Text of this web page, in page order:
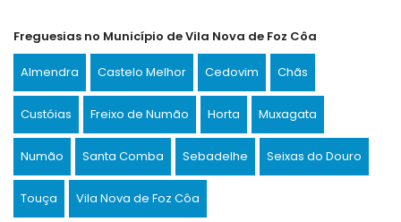
Freguesias no Município de Vila Nova de Foz Côa
Almendra Castelo Melhor Cedovim Chãs
Custóias Freixo de Numão Horta Muxagata
Numão Santa Comba Sebadelhe Seixas do Douro
Touça Vila Nova de Foz Côa